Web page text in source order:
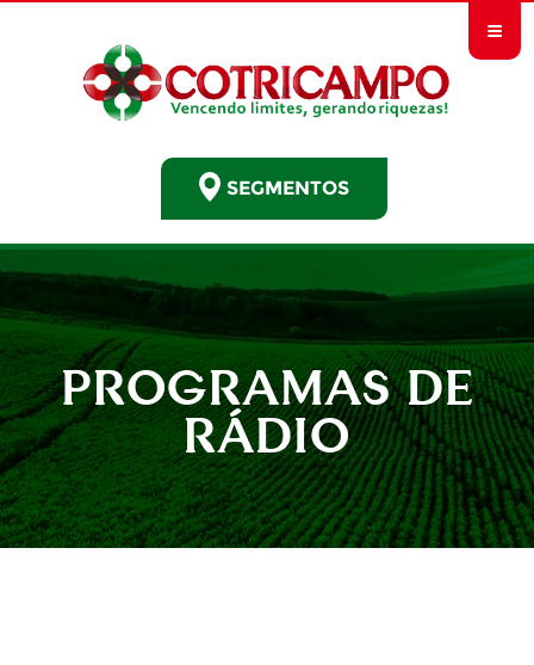
≡
SEGMENTOS
PROGRAMAS DE
RÁDIO